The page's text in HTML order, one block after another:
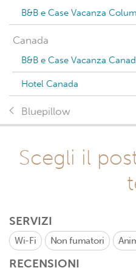
B&B e Case Vacanza
Canada
B&B e Case Vacanza
Hotel Canada
Bluepillow
Scegli il
SERVIZI
Wi-Fi Non fumatori
RECENSIONI